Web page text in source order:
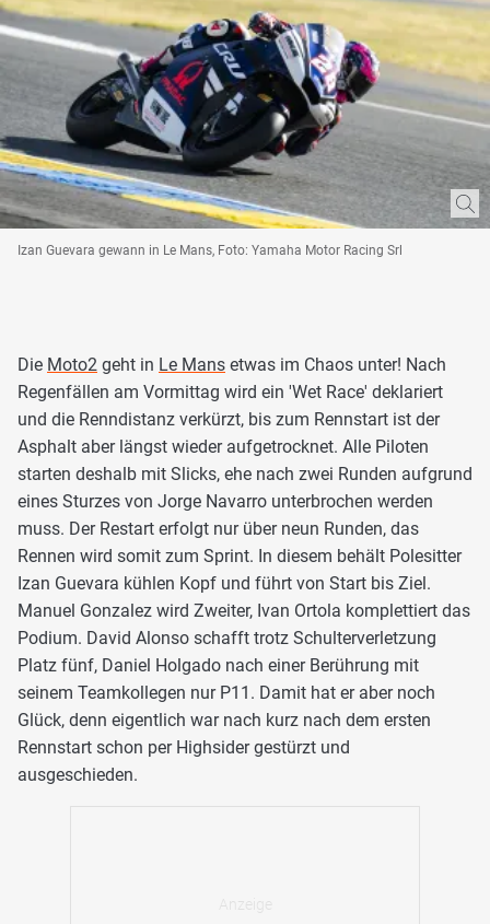
Izan Guevara gewann in Le Mans, Foto: Yamaha Motor Racing Srl
Die Moto2 geht in Le Mans etwas im Chaos unter! Nach
Regenfällen am Vormittag wird ein 'Wet Race' deklariert
und die Renndistanz verkürzt, bis zum Rennstart ist der
Asphalt aber längst wieder aufgetrocknet. Alle Piloten
starten deshalb mit Slicks, ehe nach zwei Runden aufgrund
eines Sturzes von Jorge Navarro unterbrochen werden
muss. Der Restart erfolgt nur über neun Runden, das
Rennen wird somit zum Sprint. In diesem behält Polesitter
Izan Guevara kühlen Kopf und führt von Start bis Ziel.
Manuel Gonzalez wird Zweiter, Ivan Ortola komplettiert das
Podium. David Alonso schafft trotz Schulterverletzung
Platz fünf, Daniel Holgado nach einer Berührung mit
seinem Teamkollegen nur P11. Damit hat er aber noch
Glück, denn eigentlich war nach kurz nach dem ersten
Rennstart schon per Highsider gestürzt und
ausgeschieden.